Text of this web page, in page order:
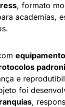
, formato
academias,
e
foi
,